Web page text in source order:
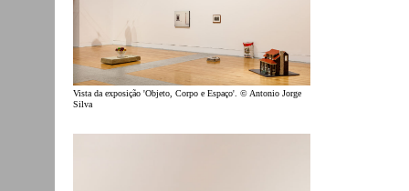
Vista da exposição 'Objeto, Corpo e Espaço'. © Antonio Jorge
Silva